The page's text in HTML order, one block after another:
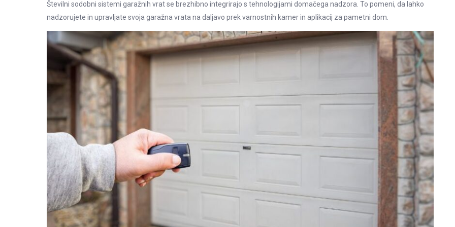
Številni sodobni sistemi garažnih vrat se brezhibno integrirajo s tehnologijami domačega nadzora. To pomeni, da lahko
nadzorujete in upravljate svoja garažna vrata na daljavo prek varnostnih kamer in aplikacij za pametni dom.